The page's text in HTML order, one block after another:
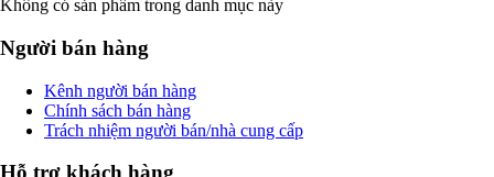
Không có sản phẩm trong danh mục này
Người bán hàng
Kênh người bán hàng
Chính sách bán hàng
Trách nhiệm người bán/nhà cung cấp